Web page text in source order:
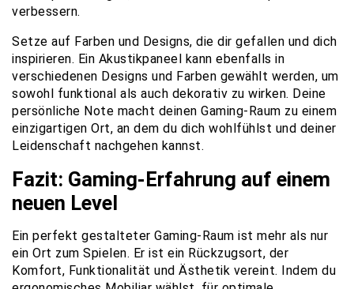
verbessern.
Setze auf Farben und Designs, die dir gefallen und dich
inspirieren. Ein Akustikpaneel kann ebenfalls in
verschiedenen Designs und Farben gewählt werden, um
sowohl funktional als auch dekorativ zu wirken. Deine
persönliche Note macht deinen Gaming-Raum zu einem
einzigartigen Ort, an dem du dich wohlfühlst und deiner
Leidenschaft nachgehen kannst.
Fazit: Gaming-Erfahrung auf einem
neuen Level
Ein perfekt gestalteter Gaming-Raum ist mehr als nur
ein Ort zum Spielen. Er ist ein Rückzugsort, der
Komfort, Funktionalität und Ästhetik vereint. Indem du